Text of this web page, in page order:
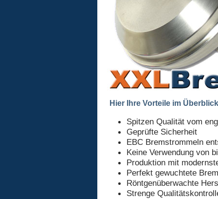
Hier Ihre Vorteile im
Spitzen Qualität vom
Geprüfte Sicherheit
EBC Bremstrommeln
Keine Verwendung von
Produktion mit
Perfekt gewuchtete
Röntgenüberwachte
Strenge